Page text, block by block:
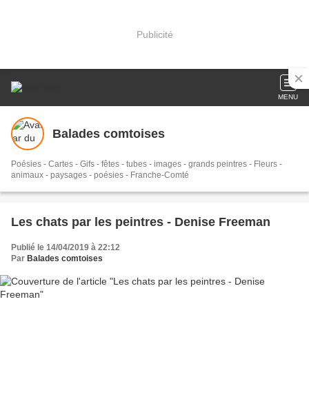
Publicité
MENU
Balades comtoises
Poésies - Cartes - Gifs - fêtes - tubes - images - grands peintres - Fleurs -
animaux - paysages - poésies - Franche-Comté
Les chats par les peintres - Denise Freeman
Publié le 14/04/2019 à 22:12
Par Balades comtoises